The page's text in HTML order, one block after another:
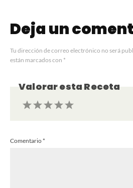
Deja un
Tu dirección de correo electrónico no será
están marcados con *
Valorar esta Receta
Estrellas
Estrella
Comentario*